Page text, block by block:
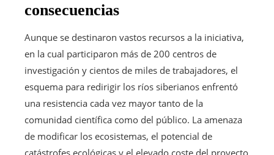
consecuencias
Aunque se destinaron vastos recursos a la iniciativa,
en la cual participaron más de 200 centros de
investigación y cientos de miles de trabajadores, el
esquema para redirigir los ríos siberianos enfrentó
una resistencia cada vez mayor tanto de la
comunidad científica como del público. La amenaza
de modificar los ecosistemas, el potencial de
catástrofes ecológicas y el elevado coste del proyecto